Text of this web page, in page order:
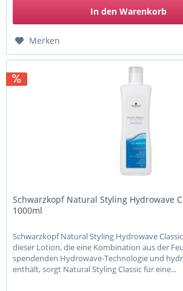
In den Warenkorb
Merken
Schwarzkopf Natural Styling Hydrowave
1000ml
Schwarzkopf Natural Styling Hydrowave
dieser Lotion, die eine Kombination aus der
spendenden Hydrowave-Technologie und
enthält, sorgt Natural Styling Classic für eine...